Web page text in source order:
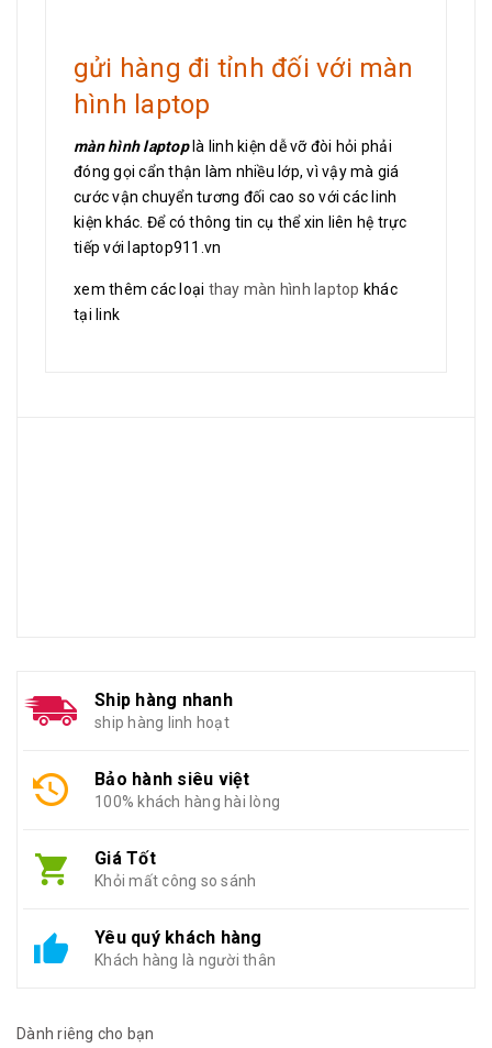
gửi hàng đi tỉnh đối với màn
hình laptop
màn hình laptoplà linh kiện dễ vỡ đòi hỏi phải
đóng gọi cẩn thận làm nhiều lớp, vì vậy mà giá
cước vận chuyển tương đối cao so với các linh
kiện khác. Để có thông tin cụ thể xin liên hệ trực
tiếp với laptop911.vn
xem thêm các loại thay màn hình laptop khác
tại link
Ship hàng nhanh
ship hàng linh hoạt
Bảo hành siêu việt
100% khách hàng hài lòng
Giá Tốt
Khỏi mất công so sánh
Yêu quý khách hàng
Khách hàng là người thân
Dành riêng cho bạn